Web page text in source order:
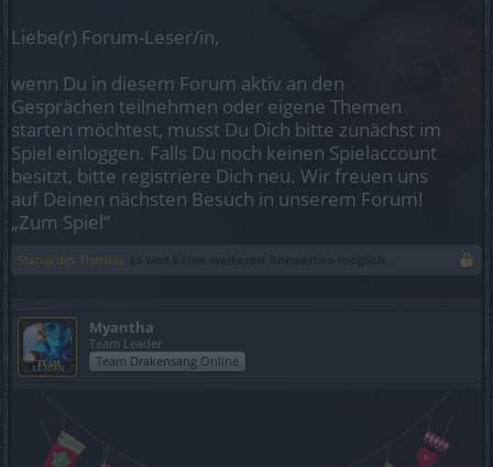
Liebe(r) Forum-Leser/in,
wenn Du in diesem Forum aktiv an den
Gesprächen teilnehmen oder eigene Themen
starten möchtest, musst Du Dich bitte zunächst im
Spiel einloggen. Falls Du noch keinen Spielaccount
besitzt, bitte registriere Dich neu. Wir freuen uns
auf Deinen nächsten Besuch in unserem Forum!
„Zum Spiel“
Status des Themas:
Myantha
Team Leader
Team Drakensang Online